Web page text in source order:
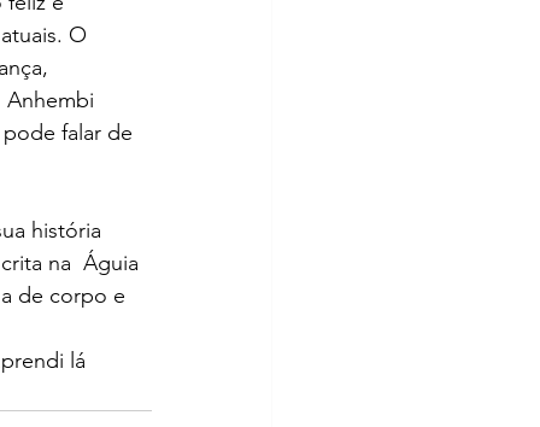
O
falar de
história
na  Águia
de corpo e
lá